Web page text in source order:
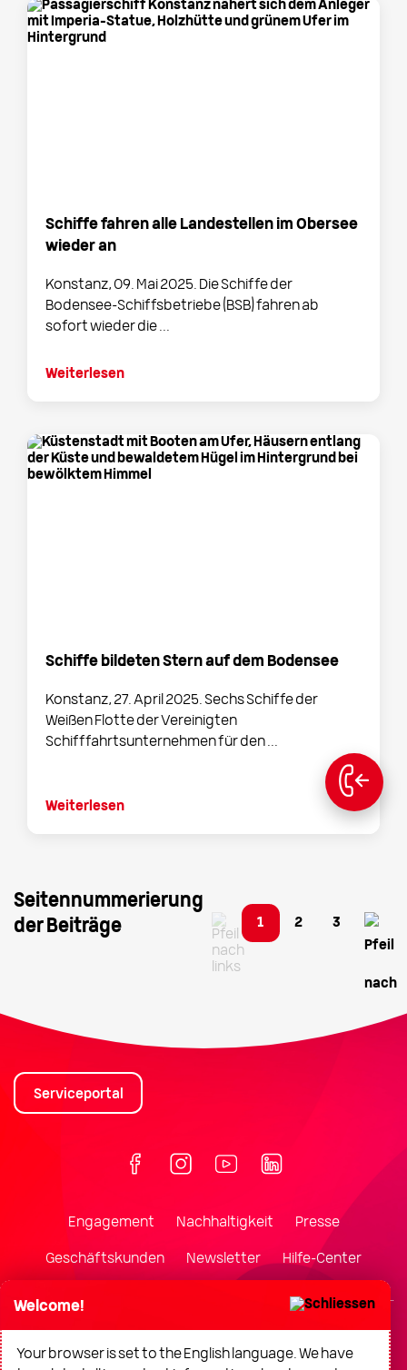
Schiffe fahren alle Landestellen im Obersee
wieder an
Konstanz, 09. Mai 2025. Die Schiffe der
Bodensee-Schiffsbetriebe (BSB) fahren ab
sofort wieder die ...
Weiterlesen
Schiffe bildeten Stern auf dem Bodensee
Konstanz, 27. April 2025. Sechs Schiffe der
Weißen Flotte der Vereinigten
Schifffahrtsunternehmen für den ...
Weiterlesen
Seitennummerierung
der Beiträge
1 2 3
Serviceportal
Engagement Nachhaltigkeit Presse
Geschäftskunden Newsletter Hilfe-Center
Barrierefreiheit
Gebärdensprache Leichte-Sprache
Welcome!
Your browser is set to the English language. We have